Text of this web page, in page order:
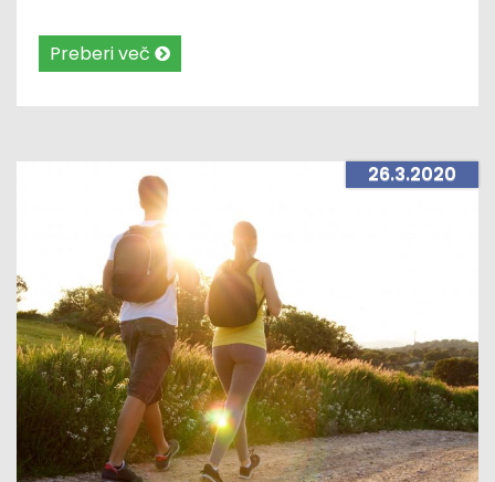
skladno s 101. in 102. členom Zakona o davčnem
postopku (Uradni list RS, št. 13/11 –
B, 90/14, 91/15, 63/16, 69/17, 13/18 – ZJF-
H, 36/19 in 66/19).
Preberi več
26.3.2020